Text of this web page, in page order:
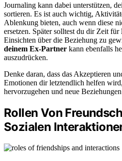
Journaling kann dabei unterstützen,
sortieren. Es ist auch wichtig,
Ablenkung bieten, auch wenn diese
ersetzen. Später solltest du dir Zeit für
Einsichten über die Beziehung zu
deinem Ex-Partner kann ebenfalls
auszudrücken.
Denke daran, dass das Akzeptieren
Emotionen dir letztendlich helfen
hervorzugehen und neue
Rollen Von
Sozialen